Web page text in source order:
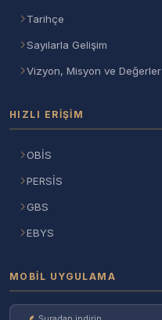
Tarihçe
Sayılarla Gelişim
Vizyon, Misyon ve Değerler
HIZLI ERIŞIM
OBİS
PERSİS
GBS
EBYS
MOBIL UYGULAMA